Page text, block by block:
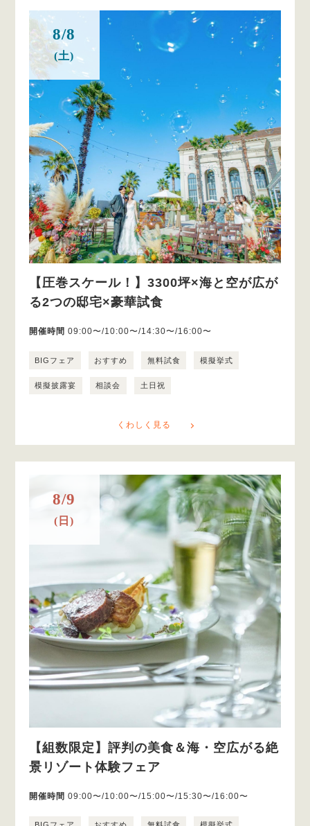
8/8
(土)
【圧巻スケール！】3300坪×海と空が広が
る2つの邸宅×豪華試食
開催時間 09:00〜/10:00〜/14:30〜/16:00〜
BIGフェア おすすめ 無料試食 模擬挙式
模擬披露宴 相談会 土日祝
くわしく見る
8/9
(日)
【組数限定】評判の美食＆海・空広がる絶
景リゾート体験フェア
開催時間 09:00〜/10:00〜/15:00〜/15:30〜/16:00〜